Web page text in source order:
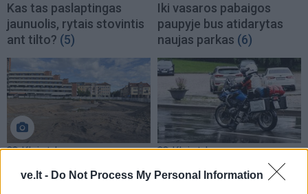
ve.lt - Do Not Process My Personal Information
Kas tas paslaptingas
jaunuolis, rytais stovintis
ant tilto? (5)
Iki vasaros pabaigos
paupyje bus atidarytas
naujas parkas (6)
Klaipėda
Paaiškėjo, kas už 6 mln.
Klaipėda
Triukšmas gatvėse neliko